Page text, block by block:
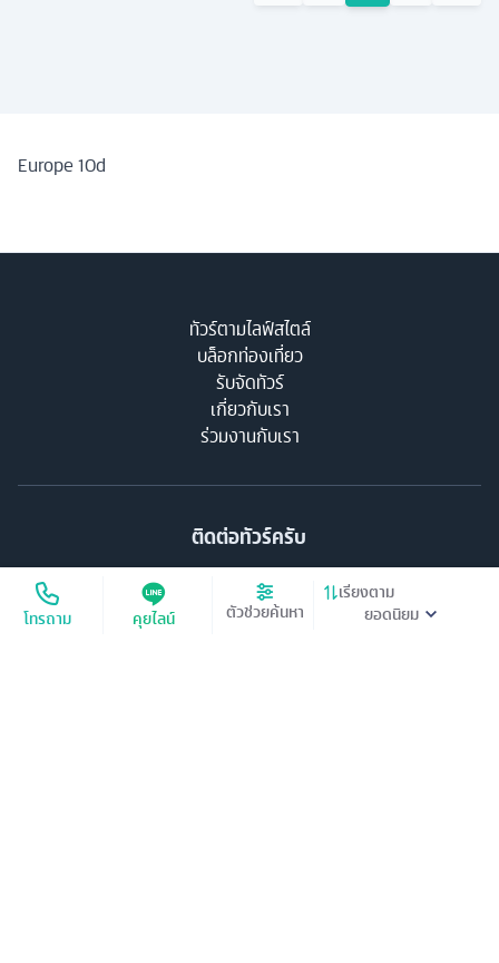
โทรถาม คุยไลน์ ตัวช่วยค้นหา
เรียงตาม
Europe 10d
ทัวร์ตามไลฟ์สไตล์
บล็อกท่องเที่ยว
รับจัดทัวร์
เกี่ยวกับเรา
ร่วมงานกับเรา
ติดต่อทัวร์ครับ
บริษัท ทัวร์ครับ แทรเวล จำกัด
33/51 อาคารวอลสตรีท ชั้น 11 ถนนสุรวงศ์ แขวงสุริยวงศ์ เขตบางรัก กทม.